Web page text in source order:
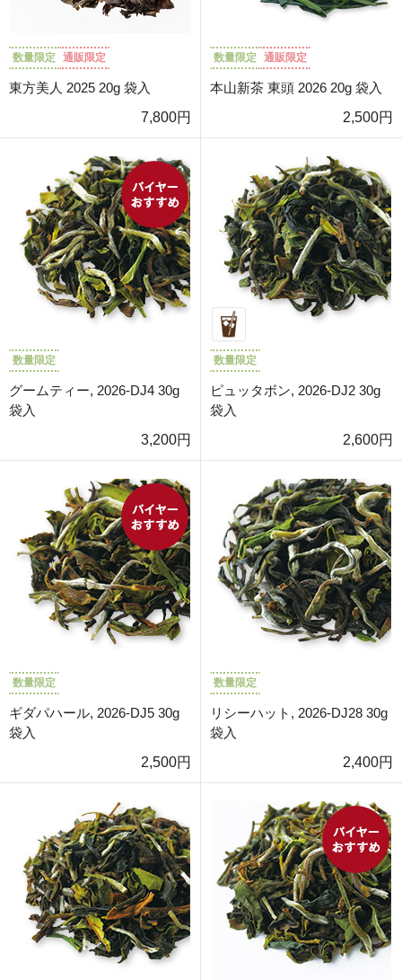
数量限定 通販限定
東方美人 2025 20g 袋入
7,800円
数量限定 通販限定
本山新茶 東頭 2026 20g 袋入
2,500円
数量限定
グームティー, 2026-DJ4 30g
袋入
3,200円
数量限定
ピュッタボン, 2026-DJ2 30g
袋入
2,600円
数量限定
ギダパハール, 2026-DJ5 30g
袋入
2,500円
数量限定
リシーハット, 2026-DJ28 30g
袋入
2,400円